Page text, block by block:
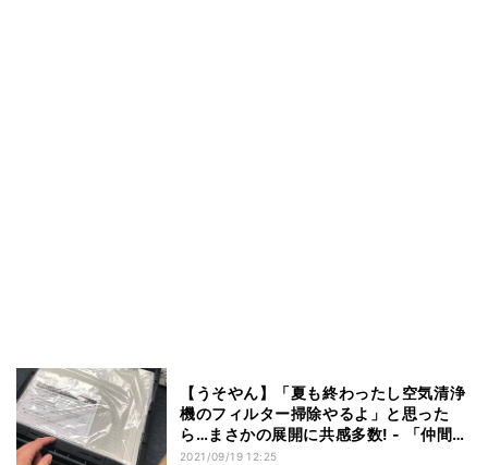
【うそやん】「夏も終わったし空気清浄
機のフィルター掃除やるよ」と思った
ら…まさかの展開に共感多数! - 「仲間が
いました」「空気通常機」
2021/09/19 12:25